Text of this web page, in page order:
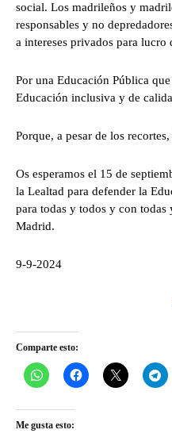
social. Los madrileños y
responsables y no
a intereses privados para lucro
Por una Educación Pública
Educación inclusiva y de
Porque, a pesar de los
Os esperamos el 15 de
la Lealtad para defender la
para todas y todos y con
Madrid.
9-9-2024
Comparte esto:
Me gusta esto: